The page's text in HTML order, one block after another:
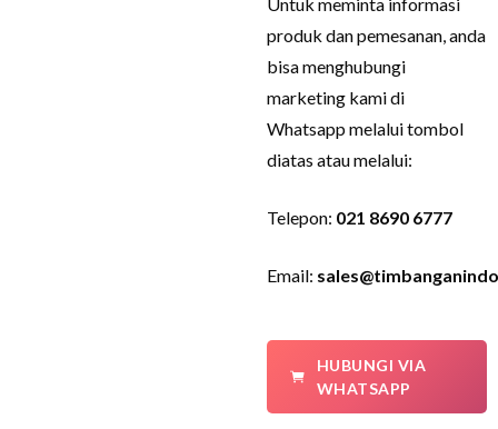
produk dan pemesanan, anda
bisa menghubungi
marketing kami di
Whatsapp melalui tombol
diatas atau melalui:
Telepon: 021 8690 6777
Email:
HUBUNGI VIA
WHATSAPP